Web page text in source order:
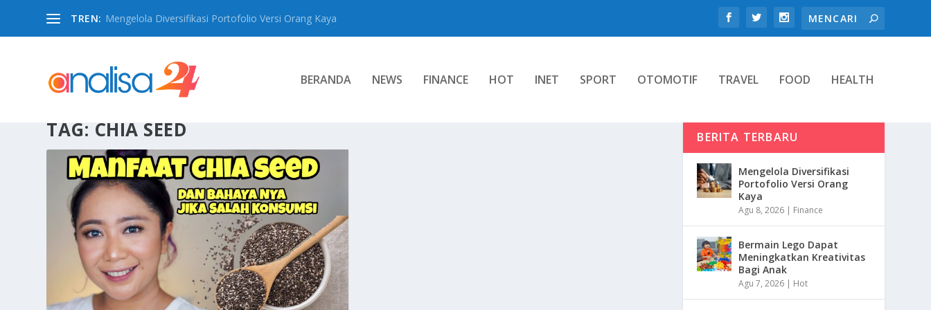
TREN: Mengelola Diversifikasi Portofolio Versi Orang Kaya
BERANDA NEWS FINANCE HOT INET SPORT OTOMOTIF TRAVEL FOOD HEALTH
TAG: CHIA SEED BERITA TERBARU
Mengelola Diversifikasi
Portofolio Versi Orang
Kaya
Agu 8, 2026 | Finance
Bermain Lego Dapat
Meningkatkan Kreativitas
Bagi Anak
Agu 7, 2026 | Hot